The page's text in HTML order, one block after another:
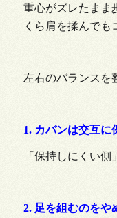
重心がズレたまま
くら肩を揉んでも
左右のバランスを
1. カバンは交互に
「保持しにくい
2. 足を組むのをや